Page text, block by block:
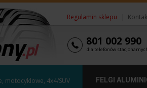
Regulamin sklepu
801 002 990
dla telefonów
motocyklowe, 4x4/SUV FELGI